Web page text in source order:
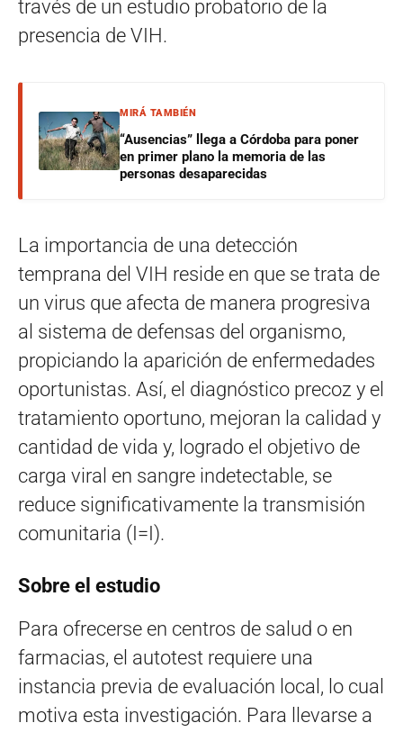
través de un estudio probatorio de la
presencia de VIH.
MIRÁ TAMBIÉN
“Ausencias” llega a Córdoba para poner
en primer plano la memoria de las
personas desaparecidas
La importancia de una detección
temprana del VIH reside en que se trata de
un virus que afecta de manera progresiva
al sistema de defensas del organismo,
propiciando la aparición de enfermedades
oportunistas. Así, el diagnóstico precoz y el
tratamiento oportuno, mejoran la calidad y
cantidad de vida y, logrado el objetivo de
carga viral en sangre indetectable, se
reduce significativamente la transmisión
comunitaria (I=I).
Sobre el estudio
Para ofrecerse en centros de salud o en
farmacias, el autotest requiere una
instancia previa de evaluación local, lo cual
motiva esta investigación. Para llevarse a